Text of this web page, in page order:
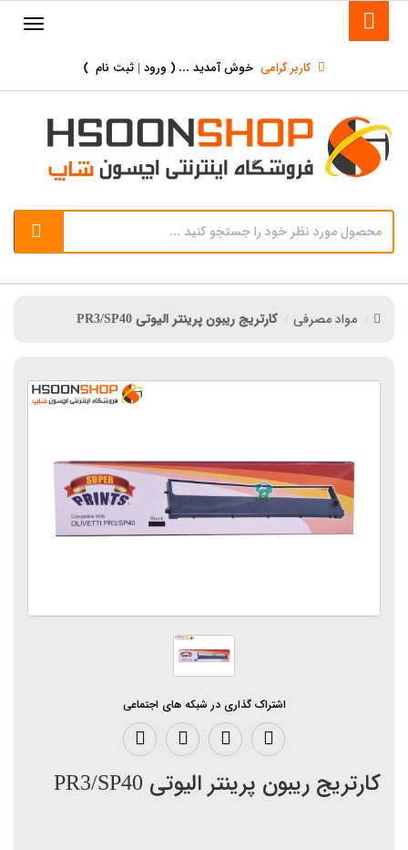
کاربر گرامی خوش آمدید ... ( ورود | ثبت نام )
مواد مصرفی کارتریج ریبون پرینتر الیوتی PR3/SP40
اشتراک گذاری در شبکه های اجتماعی
کارتریج ریبون پرینتر الیوتی PR3/SP40